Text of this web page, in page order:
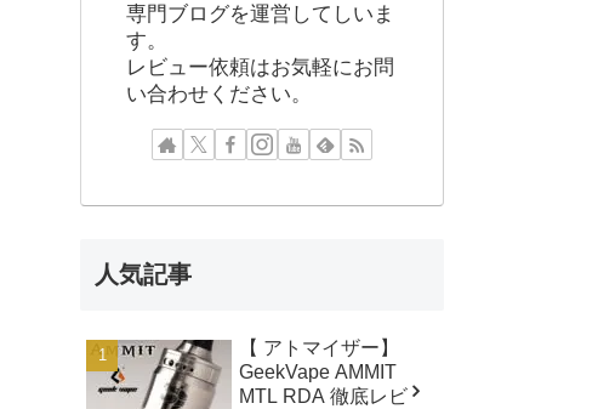
専門ブログを運営してしいま
す。
レビュー依頼はお気軽にお問
い合わせください。
人気記事
【 アトマイザー】
GeekVape AMMIT
MTL RDA 徹底レビ